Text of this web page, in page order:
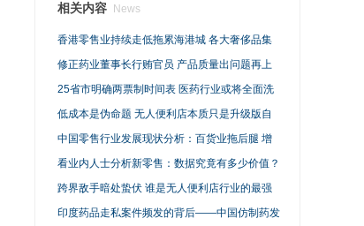
相关内容 News
香港零售业持续走低拖累海港城 各大奢侈品集
团也没能幸免
修正药业董事长行贿官员 产品质量出问题再上
黑榜
25省市明确两票制时间表 医药行业或将全面洗
牌
低成本是伪命题 无人便利店本质只是升级版自
动售货机？
中国零售行业发展现状分析：百货业拖后腿 增
速分化明显
看业内人士分析新零售：数据究竟有多少价值？
跨界敌手暗处蛰伏 谁是无人便利店行业的最强
黑马？
印度药品走私案件频发的背后——中国仿制药发